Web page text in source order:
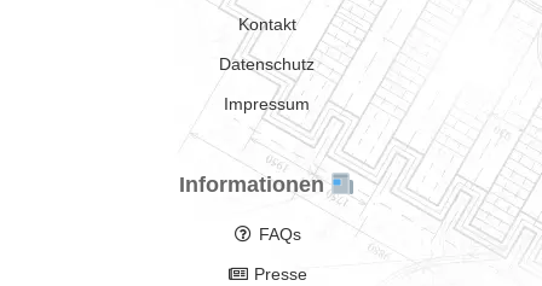
Kontakt
Datenschutz
Impressum
Informationen
FAQs
Presse